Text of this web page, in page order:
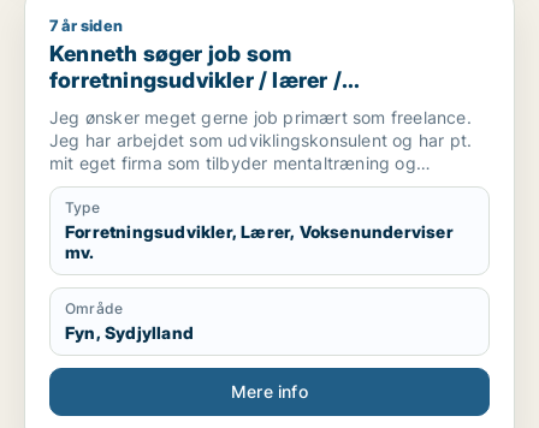
Kenneth søger job som forretningsudvikler / lærer /
7 år siden
Kenneth søger job som
forretningsudvikler / lærer /
voksenunderviser / skoleleder /
projektleder
Jeg ønsker meget gerne job primært som freelance.
Jeg har arbejdet som udviklingskonsulent og har pt.
mit eget firma som tilbyder mentaltræning og
coaching. Jeg vil derfor kan arbejde freelance med 5-
25 arbejdstimer ugentligt.
Type
Forretningsudvikler, Lærer, Voksenunderviser
mv.
Område
Fyn, Sydjylland
Mere info